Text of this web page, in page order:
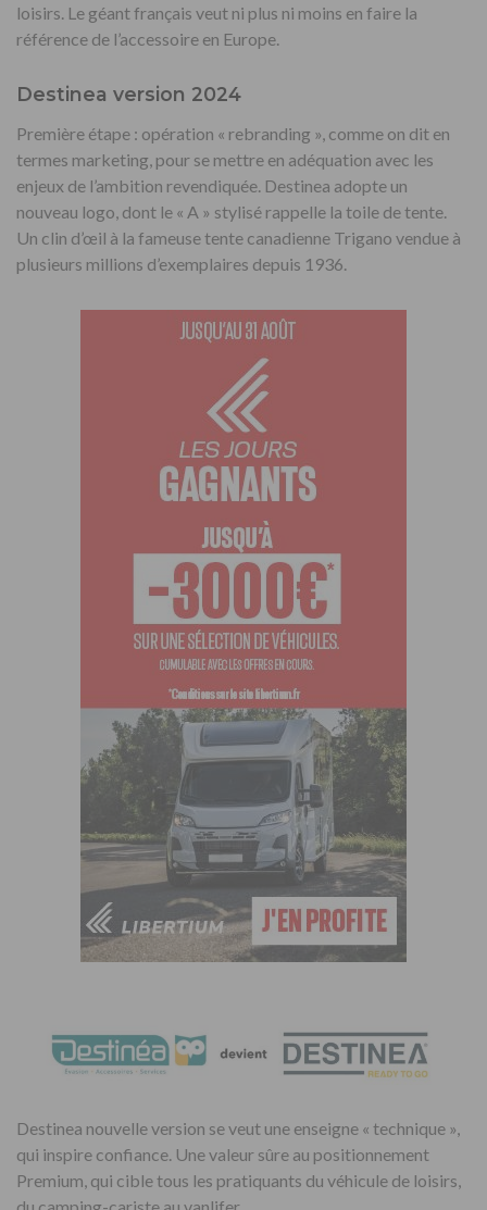
loisirs. Le géant français veut ni plus ni moins en faire la
référence de l’accessoire en Europe.
Destinea version 2024
Première étape : opération « rebranding », comme on dit en
termes marketing, pour se mettre en adéquation avec les
enjeux de l’ambition revendiquée. Destinea adopte un
nouveau logo, dont le « A » stylisé rappelle la toile de tente.
Un clin d’œil à la fameuse tente canadienne Trigano vendue à
plusieurs millions d’exemplaires depuis 1936.
Destinea nouvelle version se veut une enseigne « technique »,
qui inspire confiance. Une valeur sûre au positionnement
Premium, qui cible tous les pratiquants du véhicule de loisirs,